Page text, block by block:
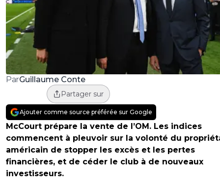
ParGuillaume Conte
Partager sur
Ajouter comme source préférée sur Google
McCourt prépare la vente de l’OM. Les indices
commencent à pleuvoir sur la volonté du
américain de stopper les excès et les pertes
financières, et de céder le club à de nouveaux
investisseurs.